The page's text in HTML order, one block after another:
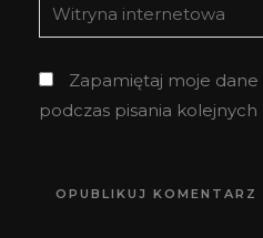
internetowa
Zapamiętaj moje
podczas pisania